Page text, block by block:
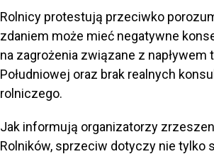
Rolnicy protestują przeciwko
zdaniem może mieć negatywne
na zagrożenia związane z
Południowej oraz brak realnych
rolniczego.
Jak informują organizatorzy
Rolników, sprzeciw dotyczy nie tylko